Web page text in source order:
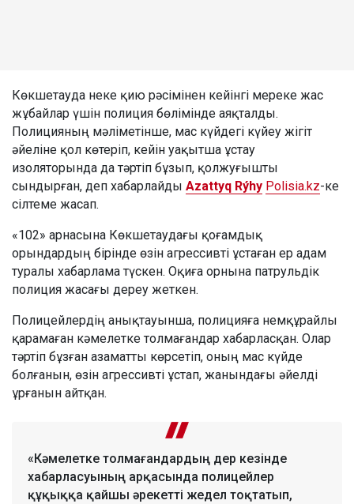
Көкшетауда неке қию рәсімінен кейінгі мереке жас
жұбайлар үшін полиция бөлімінде аяқталды.
Полицияның мәліметінше, мас күйдегі күйеу жігіт
әйеліне қол көтеріп, кейін уақытша ұстау
изоляторында да тәртіп бұзып, қолжуғышты
сындырған, деп хабарлайды Azattyq Rýhy Polisia.kz-ке
сілтеме жасап.
«102» арнасына Көкшетаудағы қоғамдық
орындардың бірінде өзін агрессивті ұстаған ер адам
туралы хабарлама түскен. Оқиға орнына патрульдік
полиция жасағы дереу жеткен.
Полицейлердің анықтауынша, полицияға немқұрайлы
қарамаған кәмелетке толмағандар хабарласқан. Олар
тәртіп бұзған азаматты көрсетіп, оның мас күйде
болғанын, өзін агрессивті ұстап, жанындағы әйелді
ұрғанын айтқан.
«Кәмелетке толмағандардың дер кезінде
хабарласуының арқасында полицейлер
құқыққа қайшы әрекетті жедел тоқтатып,